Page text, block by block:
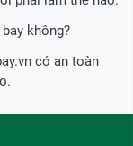
không?
có an toàn